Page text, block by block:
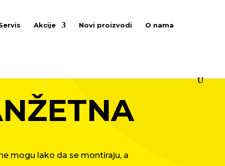
Akcije Novi proizvodi O nama
mogu lako da se montiraju, a